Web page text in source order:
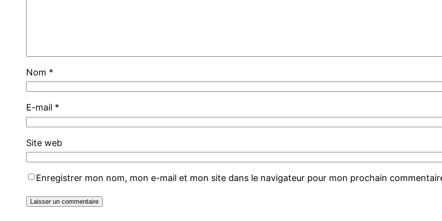
Nom *
E-mail *
Site web
Enregistrer mon nom, mon e-mail et mon site dans le navigateur pour mon prochain